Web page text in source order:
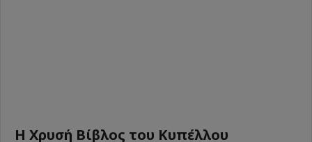
Η Χρυσή Βίβλος του Κυπέλλου